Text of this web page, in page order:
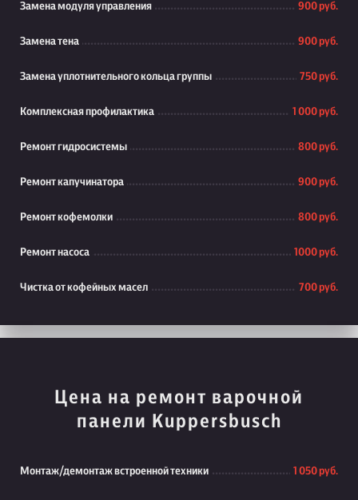
Замена модуля управления 900 руб.
Замена тена 900 руб.
Замена уплотнительного кольца группы 750 руб.
Комплексная профилактика 1 000 руб.
Ремонт гидросистемы 800 руб.
Ремонт капучинатора 900 руб.
Ремонт кофемолки 800 руб.
Ремонт насоса 1000 руб.
Чистка от кофейных масел 700 руб.
Цена на ремонт варочной
панели Kuppersbusch
Монтаж/демонтаж встроенной техники 1 050 руб.